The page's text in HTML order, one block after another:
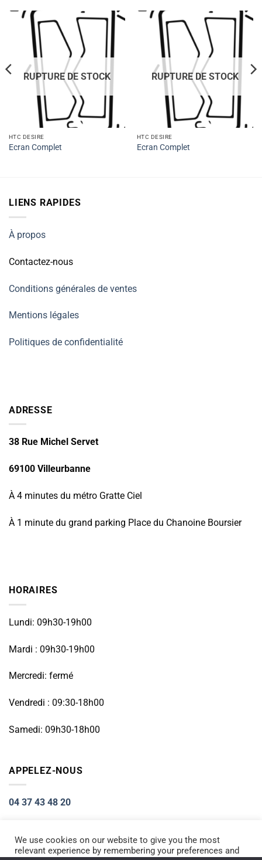
RUPTURE DE STOCK
HTC DESIRE
Ecran Complet
RUPTURE DE STOCK
HTC DESIRE
Ecran Complet
LIENS RAPIDES
À propos
Contactez-nous
Conditions générales de ventes
Mentions légales
Politiques de confidentialité
ADRESSE
38 Rue Michel Servet
69100 Villeurbanne
À 4 minutes du métro Gratte Ciel
À 1 minute du grand parking Place du Chanoine Boursier
HORAIRES
Lundi: 09h30-19h00
Mardi : 09h30-19h00
Mercredi: fermé
Vendredi : 09:30-18h00
Samedi: 09h30-18h00
APPELEZ-NOUS
04 37 43 48 20
Visa PayPal Stripe MasterCardCash
We use cookies on our website to give you the most
relevant experience by remembering your preferences and